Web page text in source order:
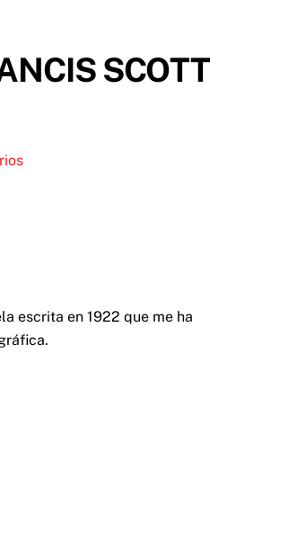
SCOTT
escrita en 1922 que me ha